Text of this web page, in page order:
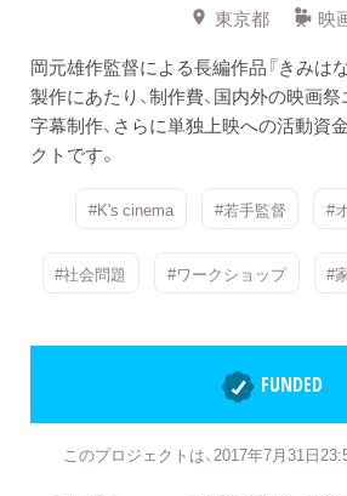
東京都
映
岡元雄作監督による長編作品『きみは
製作にあたり、制作費、国内外の映画
字幕制作、さらに単独上映への活動資
クトです。
#K's cinema #若手監督 #
#社会問題 #ワークショップ #
FUNDED
このプロジェクトは、2017年7月31日